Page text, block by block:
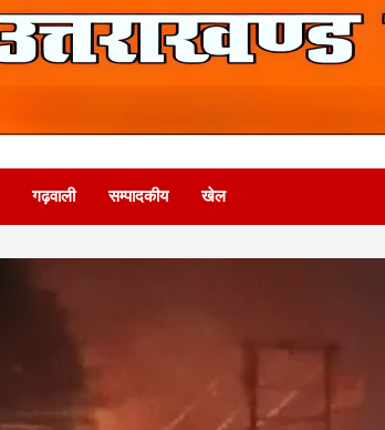
गढ़वाली सम्पादकीय खेल